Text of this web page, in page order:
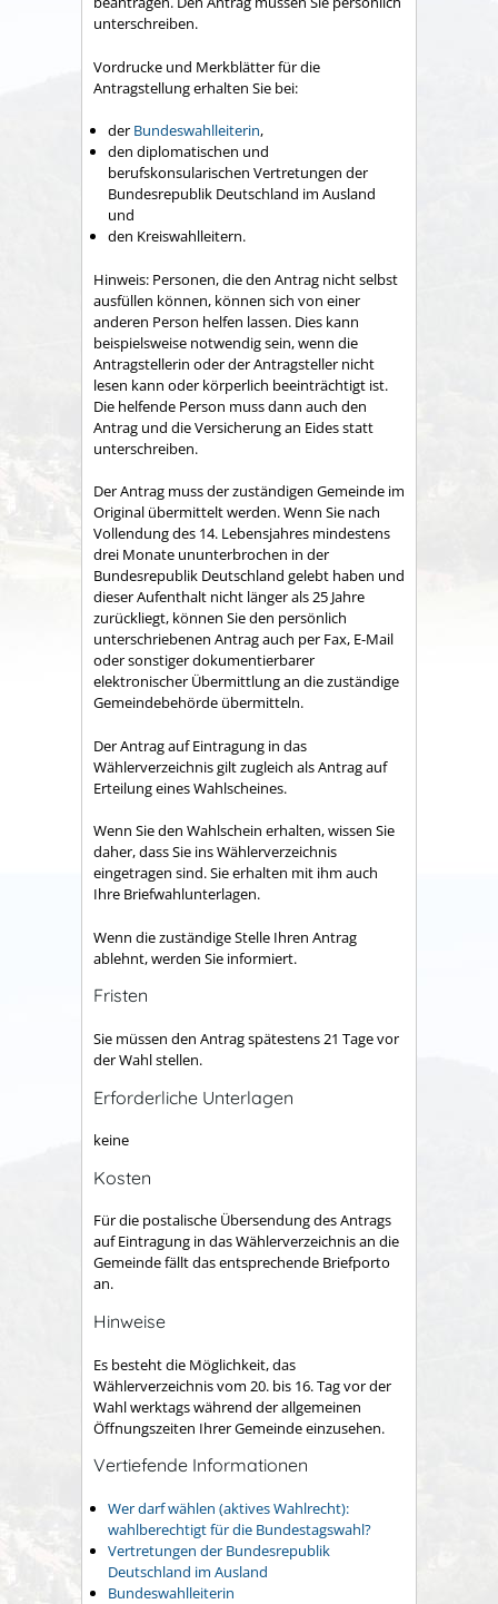
unterschreiben.
Vordrucke und Merkblätter für die
Antragstellung erhalten Sie bei:
der Bundeswahlleiterin,
den diplomatischen und
berufskonsularischen Vertretungen der
Bundesrepublik Deutschland im Ausland
und
den Kreiswahlleitern.
Hinweis: Personen, die den Antrag nicht selbst
ausfüllen können, können sich von einer
anderen Person helfen lassen. Dies kann
beispielsweise notwendig sein, wenn die
Antragstellerin oder der Antragsteller nicht
lesen kann oder körperlich beeinträchtigt ist.
Die helfende Person muss dann auch den
Antrag und dieVersicherung an Eides statt
unterschreiben.
Der Antrag muss der zuständigen Gemeinde im
Original übermittelt werden. Wenn Sie nach
Vollendung des 14. Lebensjahres mindestens
drei Monate ununterbrochen in der
Bundesrepublik Deutschland gelebt haben und
dieser Aufenthalt nicht länger als 25 Jahre
zurückliegt, können Sie den persönlich
unterschriebenen Antrag auch per Fax, E-Mail
oder sonstiger dokumentierbarer
elektronischer Übermittlung an die zuständige
Gemeindebehörde übermitteln.
Der Antrag auf Eintragung in das
Wählerverzeichnis gilt zugleich als Antrag auf
Erteilung eines Wahlscheines.
Wenn Sie den Wahlschein erhalten, wissen Sie
daher, dass Sie ins Wählerverzeichnis
eingetragen sind. Sie erhalten mit ihm auch
Ihre Briefwahlunterlagen.
Wenn die zuständige Stelle Ihren Antrag
ablehnt, werden Sie informiert.
Fristen
Sie müssen den Antrag spätestens 21 Tage vor
der Wahl stellen.
Erforderliche Unterlagen
keine
Kosten
Für die postalische Übersendung des Antrags
auf Eintragung in das Wählerverzeichnis an die
Gemeinde fällt das entsprechende Briefporto
an.
Hinweise
Es besteht die Möglichkeit, das
Wählerverzeichnis vom 20. bis 16. Tag vor der
Wahl werktags während der allgemeinen
Öffnungszeiten Ihrer Gemeinde einzusehen.
Vertiefende Informationen
Wer darf wählen (aktives Wahlrecht):
wahlberechtigt für die Bundestagswahl?
Vertretungen der Bundesrepublik
Deutschland im Ausland
Bundeswahlleiterin